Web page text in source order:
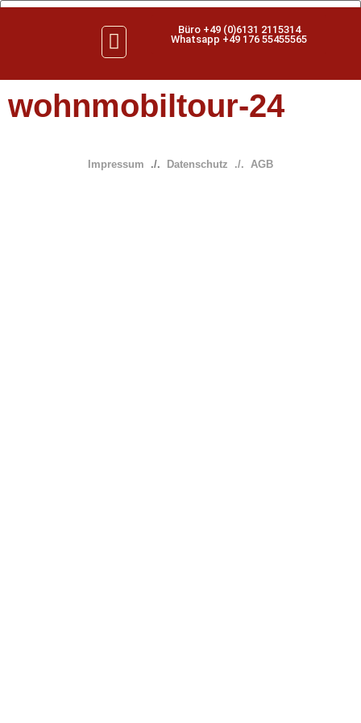
Büro +49 (0)6131 2115314
Whatsapp +49 176 55455565
wohnmobiltour-24
Impressum ./. Datenschutz ./. AGB